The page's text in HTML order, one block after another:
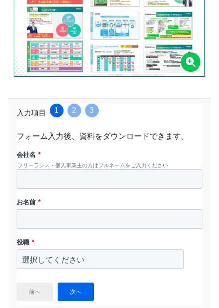
入力項目 1 2 3
フォーム入力後、資料をダウンロードできます。
会社名 *
フリーランス・個人事業主の方はフルネームをご入力ください
お名前 *
役職 *
前へ 次へ